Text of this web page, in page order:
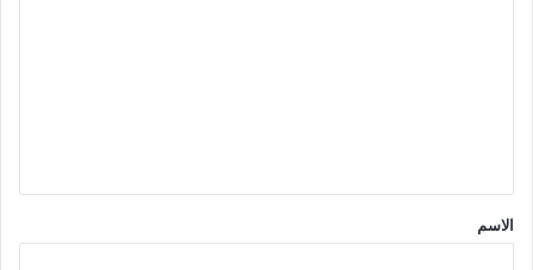
*
الاسم